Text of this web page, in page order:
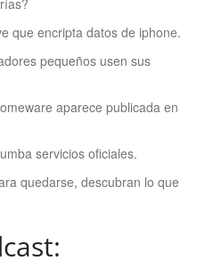
que encripta datos de iphone.
pequeños usen sus
aparece publicada en
servicios oficiales.
quedarse, descubran lo que